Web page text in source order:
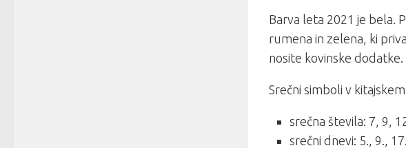
Barva leta 2021 je bela.
rumena in zelena, ki
nosite kovinske dodatke.
Srečni simboli v
srečna števila: 7, 9,
srečni dnevi: 5., 9.,